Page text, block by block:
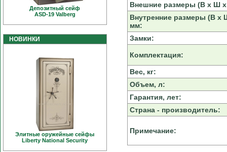
Депозитный сейф
ASD-19 Valberg
НОВИНКИ
Элитные оружейные сейфы
Liberty National Security
Внешние размеры (В х Ш
Внутренние размеры (В х
мм:
Замки:
Комплектация:
Вес, кг:
Объем, л:
Гарантия, лет:
Страна - производитель:
Примечание: